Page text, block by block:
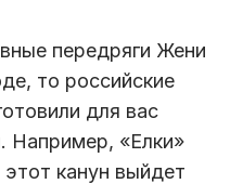
передряги Жени
то российские
для вас
Например, «Елки»
канун выйдет